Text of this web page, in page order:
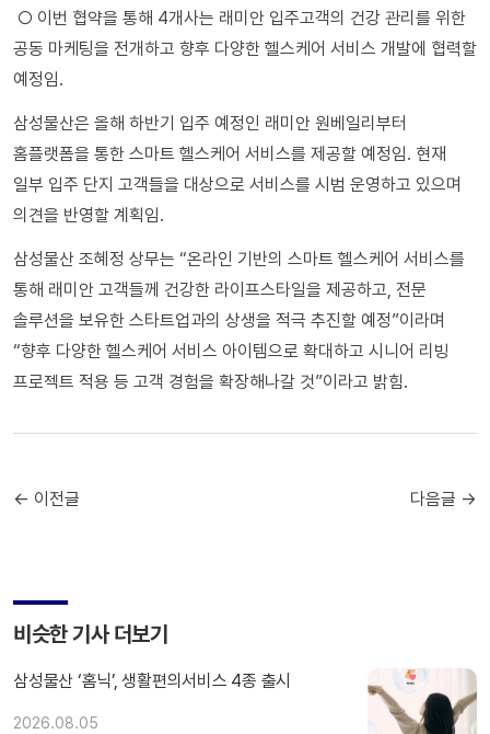
○ 이번 협약을 통해 4개사는 래미안 입주고객의 건강 관리를 위한
공동 마케팅을 전개하고 향후 다양한 헬스케어 서비스 개발에 협력할
예정임.
삼성물산은 올해 하반기 입주 예정인 래미안 원베일리부터
홈플랫폼을 통한 스마트 헬스케어 서비스를 제공할 예정임. 현재
일부 입주 단지 고객들을 대상으로 서비스를 시범 운영하고 있으며
의견을 반영할 계획임.
삼성물산 조혜정 상무는 “온라인 기반의 스마트 헬스케어 서비스를
통해 래미안 고객들께 건강한 라이프스타일을 제공하고, 전문
솔루션을 보유한 스타트업과의 상생을 적극 추진할 예정”이라며
“향후 다양한 헬스케어 서비스 아이템으로 확대하고 시니어 리빙
프로젝트 적용 등 고객 경험을 확장해나갈 것”이라고 밝힘.
← 이전글 다음글 →
비슷한 기사 더보기
삼성물산 ‘홈닉’, 생활편의서비스 4종 출시
2026.08.05